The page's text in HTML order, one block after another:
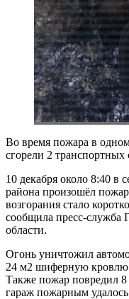
Во время пожара в
сгорели 2 транспортных
10 декабря около 8:40 в
района произошёл
возгорания стало
сообщила пресс-
области.
Огонь уничтожил
24 м2 шиферную кровлю
Также пожар повредил
гараж пожарным удалось